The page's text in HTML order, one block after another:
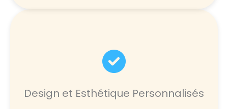
Design et Esthétique Personnalisés